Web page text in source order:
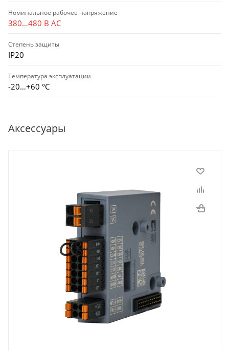
Номинальное рабочее напряжение
380…480 В AC
Степень защиты
IP20
Температура эксплуатации
-20…+60 °С
Аксессуары